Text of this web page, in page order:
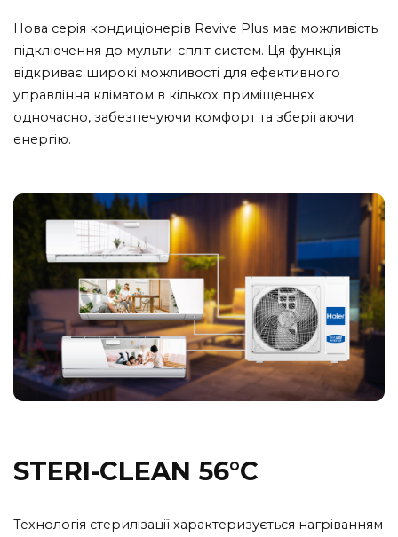
Нова серія кондиціонерів Revive Plus має можливість
підключення до мульти-спліт систем. Ця функція
відкриває широкі можливості для ефективного
управління кліматом в кількох приміщеннях
одночасно, забезпечуючи комфорт та зберігаючи
енергію.
STERI-CLEAN 56°C
Технологія стерилізації характеризується нагріванням